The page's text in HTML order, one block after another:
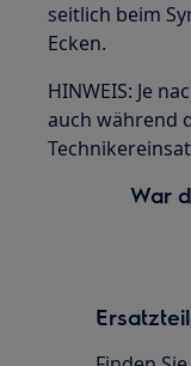
seitlich beim
Ecken.
HINWEIS: Je
auch während
War